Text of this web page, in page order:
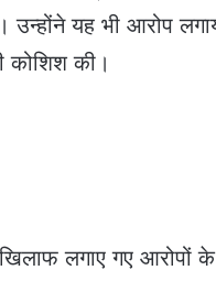
उन्होंने यह भी आरोप
कोशिश की।
लगाए गए आरोपों के